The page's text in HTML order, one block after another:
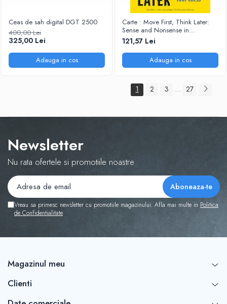
Ceas de sah digital DGT 2500
400,00 Lei
325,00 Lei
Adauga in cos
Carte : Move First, Think Later:
Sense and Nonsense in
Improving Your Chess, Willy
Hendriks
121,57 Lei
Adauga in cos
1 2 3 ... 27
Newsletter
Nu rata ofertele si promotiile noastre
Vreau sa primesc newsletter cu promotiile magazinului. Afla mai multe in Politica
de Confidentialitate
Magazinul meu
Clienti